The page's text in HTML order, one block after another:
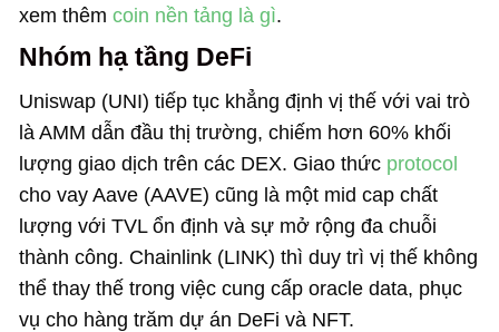
xem thêm coin nền tảng là gì.
Nhóm hạ tầng DeFi
Uniswap (UNI) tiếp tục khẳng định vị thế với vai trò
là AMM dẫn đầu thị trường, chiếm hơn 60% khối
lượng giao dịch trên các DEX. Giao thức protocol
cho vay Aave (AAVE) cũng là một mid cap chất
lượng với TVL ổn định và sự mở rộng đa chuỗi
thành công. Chainlink (LINK) thì duy trì vị thế không
thể thay thế trong việc cung cấp oracle data, phục
vụ cho hàng trăm dự án DeFi và NFT.